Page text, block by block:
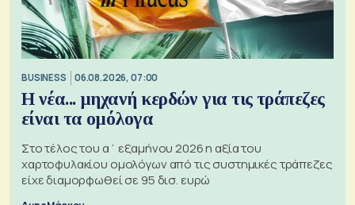
BUSINESS 06.08.2026, 07:00
Η νέα... μηχανή κερδών για τις τράπεζες
είναι τα ομόλογα
Στο τέλος του α΄ εξαμήνου 2026 η αξία του
χαρτοφυλακίου ομολόγων από τις συστημικές τράπεζες
είχε διαμορφωθεί σε 95 δισ. ευρώ